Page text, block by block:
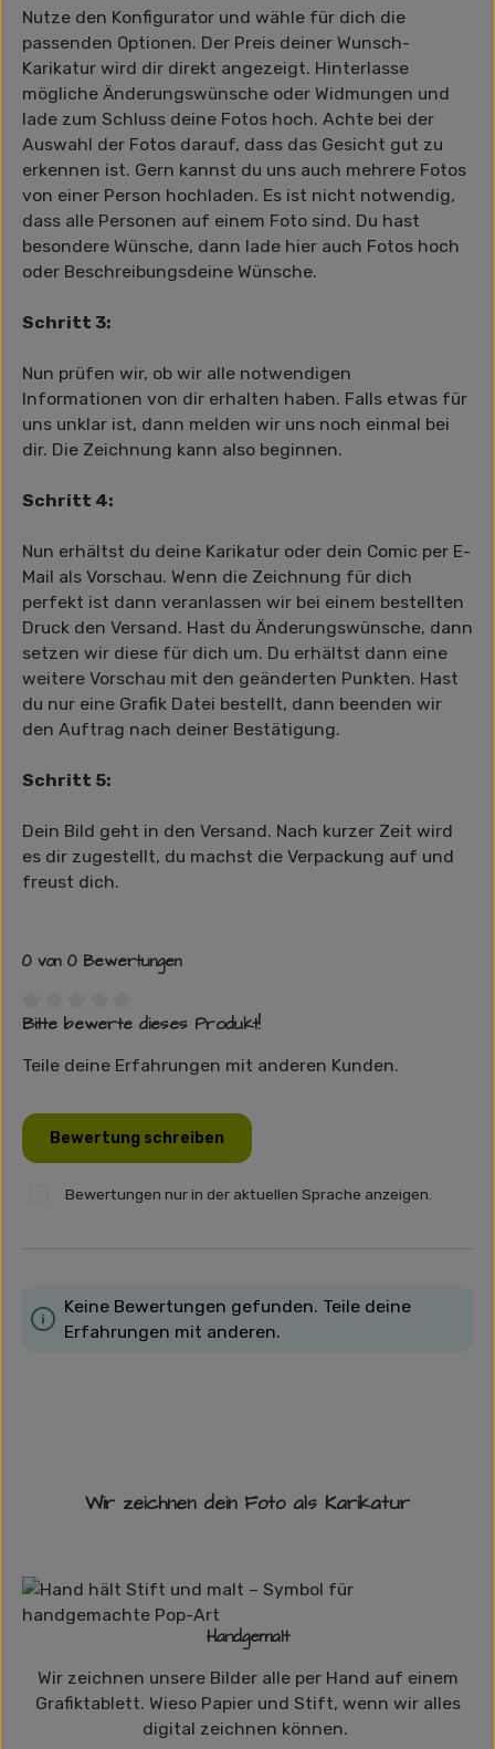
Nutze den Konfigurator und wähle für dich die
passenden Optionen. Der Preis deiner Wunsch-
Karikatur wird dir direkt angezeigt. Hinterlasse
mögliche Änderungswünsche oder Widmungen und
lade zum Schluss deine Fotos hoch. Achte bei der
Auswahl der Fotos darauf, dass das Gesicht gut zu
erkennen ist. Gern kannst du uns auch mehrere Fotos
von einer Person hochladen. Es ist nicht notwendig,
dass alle Personen auf einem Foto sind. Du hast
besondere Wünsche, dann lade hier auch Fotos hoch
oder Beschreibungsdeine Wünsche.
Schritt 3:
Nun prüfen wir, ob wir alle notwendigen
Informationen von dir erhalten haben. Falls etwas für
uns unklar ist, dann melden wir uns noch einmal bei
dir. Die Zeichnung kann also beginnen.
Schritt 4:
Nun erhältst du deine Karikatur oder dein Comic per E-
Mail als Vorschau. Wenn die Zeichnung für dich
perfekt ist dann veranlassen wir bei einem bestellten
Druck den Versand. Hast du Änderungswünsche, dann
setzen wir diese für dich um. Du erhältst dann eine
weitere Vorschau mit den geänderten Punkten. Hast
du nur eine Grafik Datei bestellt, dann beenden wir
den Auftrag nach deiner Bestätigung.
Schritt 5:
Dein Bild geht in den Versand. Nach kurzer Zeit wird
es dir zugestellt, du machst die Verpackung auf und
freust dich.
0 von 0 Bewertungen
Durchschnittliche Bewertung von 0 von 5 Sternen
Bitte bewerte dieses Produkt!
Teile deine Erfahrungen mit anderen Kunden.
Bewertung schreiben
Bewertungen nur in der aktuellen Sprache anzeigen.
Keine Bewertungen gefunden. Teile deine
Erfahrungen mit anderen.
Wir zeichnen dein Foto als Karikatur
Handgemalt
Wir zeichnen unsere Bilder alle per Hand auf einem
Grafiktablett. Wieso Papier und Stift, wenn wir alles
digital zeichnen können.